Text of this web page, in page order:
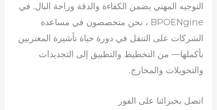
التوجيه المهني يضمن الكفاءة والدقة وراحة البال. في
BPOENgine ، نحن متخصصون في مساعدة
الشركات على التنقل في دورة حياة تأشيرة المغتربين
بأكملها— من التخطيط والتطبيق إلى التجديدات
والتحويلات والمخارج.
اتصل بخبرائنا على الفور